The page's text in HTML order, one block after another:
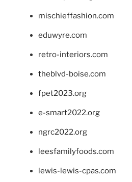
mischieffashion.com
eduwyre.com
retro-interiors.com
theblvd-boise.com
fpet2023.org
e-smart2022.org
ngrc2022.org
leesfamilyfoods.com
lewis-lewis-cpas.com